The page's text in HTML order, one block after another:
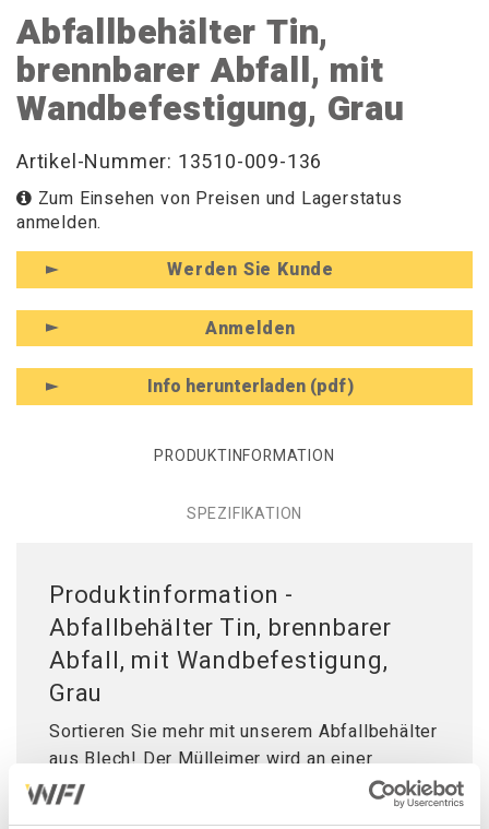
Abfallbehälter Tin,
brennbarer Abfall, mit
Wandbefestigung, Grau
Artikel-Nummer: 13510-009-136
Zum Einsehen von Preisen und Lagerstatus
anmelden.
Werden Sie Kunde
Anmelden
Info herunterladen (pdf)
PRODUKTINFORMATION
SPEZIFIKATION
Produktinformation -
Abfallbehälter Tin, brennbarer
Abfall, mit Wandbefestigung,
Grau
Sortieren Sie mehr mit unserem Abfallbehälter
aus Blech! Der Mülleimer wird an einer
Wandhalterung befestigt und verfügt über
einen Ringeinsatz zum Platzieren des